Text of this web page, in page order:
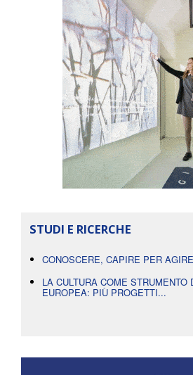
STUDI E RICERCHE
CONOSCERE, CAPIRE PER
LA CULTURA COME STRUMENTO
EUROPEA: PIÙ PROGETTI...